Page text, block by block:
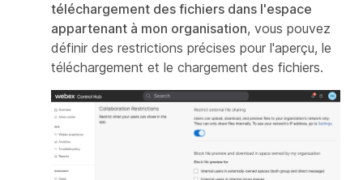
téléchargement des fichiers dans l'espace
appartenant à mon organisation, vous pouvez
définir des restrictions précises pour l'aperçu, le
téléchargement et le chargement des fichiers.